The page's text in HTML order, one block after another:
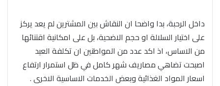
داخل الرحبة، بدا واضحا ان النقاش بين المشترين لم يعد يركز
على اختيار السلالة او حجم الاضحية، بل على امكانية اقتنائها
من الاساس، اذ اكد عدد من المواطنين ان تكلفة العيد
اصبحت تضاهي مصاريف شهر كامل في ظل استمرار ارتفاع
اسعار المواد الغذائية وبعض الخدمات الاساسية الاخرى .